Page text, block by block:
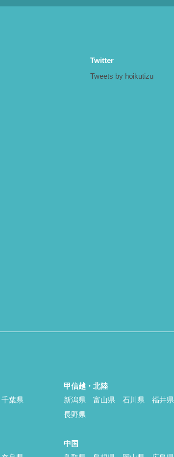
Twitter
Tweets by hoikutizu
千葉県
甲信越・北陸
新潟県
富山県 石川県 福井県
長野県
中国